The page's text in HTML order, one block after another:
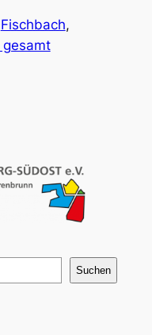
Fischbach
Suchen